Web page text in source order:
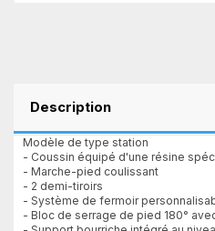
Description
Modèle de type station
- Coussin équipé d'une résine
- Marche-pied coulissant
- 2 demi-tiroirs
- Système de fermoir
- Bloc de serrage de pied 180°